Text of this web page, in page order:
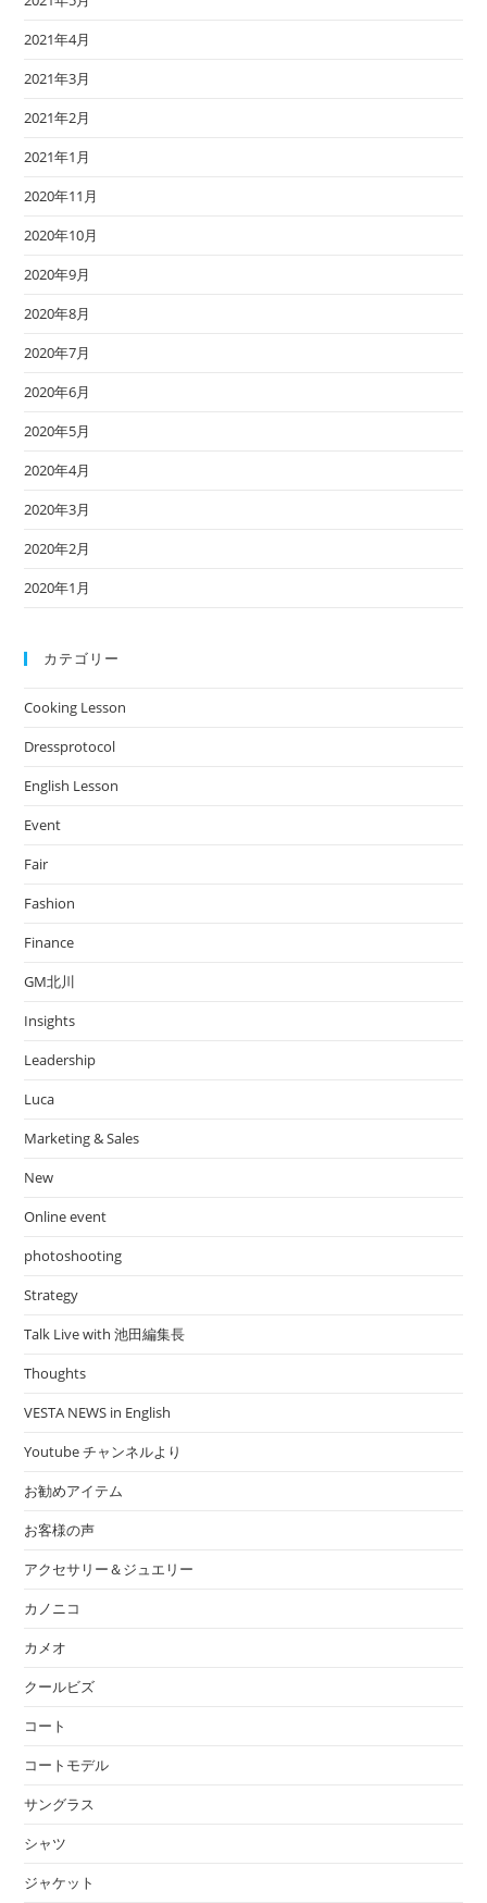
2021年4月
2021年3月
2021年2月
2021年1月
2020年11月
2020年10月
2020年9月
2020年8月
2020年7月
2020年6月
2020年5月
2020年4月
2020年3月
2020年2月
2020年1月
カテゴリー
Cooking Lesson
Dressprotocol
English Lesson
Event
Fair
Fashion
Finance
GM北川
Insights
Leadership
Luca
Marketing & Sales
New
Online event
photoshooting
Strategy
Talk Live with 池田編集長
Thoughts
VESTA NEWS in English
Youtube チャンネルより
お勧めアイテム
お客様の声
アクセサリー＆ジュエリー
カノニコ
カメオ
クールビズ
コート
コートモデル
サングラス
シャツ
ジャケット